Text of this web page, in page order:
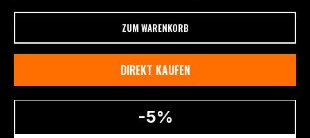
ZUM WARENKORB
DIREKT KAUFEN
-5%